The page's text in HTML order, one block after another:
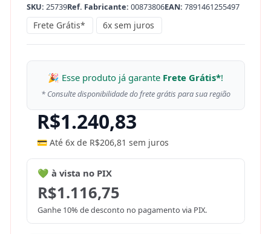
SKU: 25739Ref. Fabricante: 00873806EAN: 7891461255497
Frete Grátis* 6x sem juros
🎉 Esse produto já garante Frete Grátis*!
* Consulte disponibilidade do frete grátis para sua região
R$1.240,83
💳 Até 6x de R$206,81 sem juros
💚 à vista no PIX
R$1.116,75
Ganhe 10% de desconto no pagamento via PIX.